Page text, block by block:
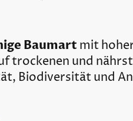
Baumartmit
trockenen und
Biodiversität und